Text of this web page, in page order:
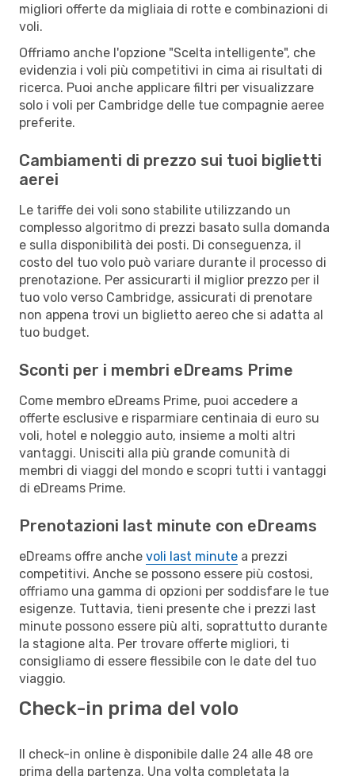
migliori offerte da migliaia di rotte e combinazioni di
voli.
Offriamo anche l'opzione "Scelta intelligente", che
evidenzia i voli più competitivi in cima ai risultati di
ricerca. Puoi anche applicare filtri per visualizzare
solo i voli per Cambridge delle tue compagnie aeree
preferite.
Cambiamenti di prezzo sui tuoi biglietti
aerei
Le tariffe dei voli sono stabilite utilizzando un
complesso algoritmo di prezzi basato sulla domanda
e sulla disponibilità dei posti. Di conseguenza, il
costo del tuo volo può variare durante il processo di
prenotazione. Per assicurarti il miglior prezzo per il
tuo volo verso Cambridge, assicurati di prenotare
non appena trovi un biglietto aereo che si adatta al
tuo budget.
Sconti per i membri eDreams Prime
Come membro eDreams Prime, puoi accedere a
offerte esclusive e risparmiare centinaia di euro su
voli, hotel e noleggio auto, insieme a molti altri
vantaggi. Unisciti alla più grande comunità di
membri di viaggi del mondo e scopri tutti i vantaggi
di eDreams Prime.
Prenotazioni last minute con eDreams
eDreams offre anche voli last minute a prezzi
competitivi. Anche se possono essere più costosi,
offriamo una gamma di opzioni per soddisfare le tue
esigenze. Tuttavia, tieni presente che i prezzi last
minute possono essere più alti, soprattutto durante
la stagione alta. Per trovare offerte migliori, ti
consigliamo di essere flessibile con le date del tuo
viaggio.
Check-in prima del volo
Il check-in online è disponibile dalle 24 alle 48 ore
prima della partenza. Una volta completata la